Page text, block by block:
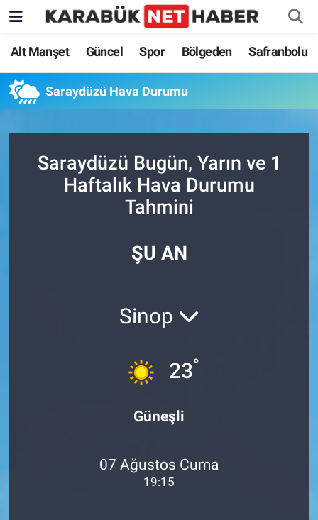
Alt Manşet Güncel Spor Bölgeden Safranbolu
Saraydüzü Hava Durumu
Saraydüzü Bugün, Yarın ve 1
Haftalık Hava Durumu
Tahmini
ŞU AN
Sinop
23°
Güneşli
07 Ağustos Cuma
19:15